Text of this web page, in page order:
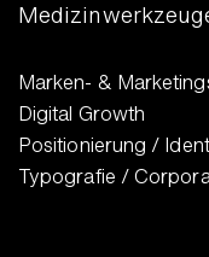
Marken- &
Digital Growth
Positionierung /
Typografie /